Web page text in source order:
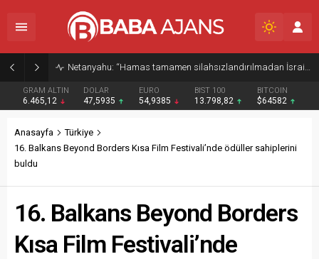
Netanyahu: “Hamas tamamen silahsızlandırılmadan İsrail Gazze’den çekilmeyecek”
GRAM ALTIN
6.465,12
DOLAR
47,5935
EURO
54,9385
BIST 100
13.798,82
BITCOIN
$64582
Anasayfa
Türkiye
16. Balkans Beyond Borders Kısa Film Festivali’nde ödüller sahiplerini
buldu
16. Balkans Beyond Borders
Kısa Film Festivali’nde